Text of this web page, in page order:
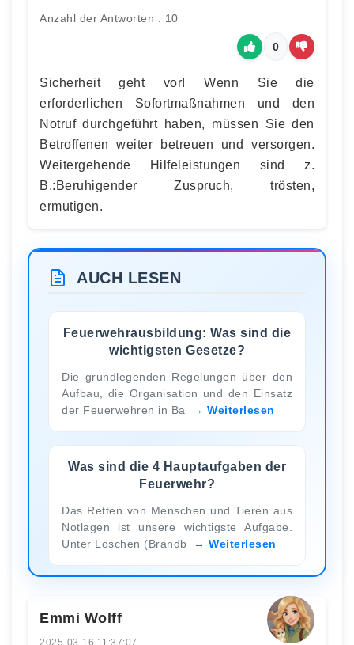
Anzahl der Antworten : 10
0
Sicherheit geht vor! Wenn Sie die
erforderlichen Sofortmaßnahmen und den
Notruf durchgeführt haben, müssen Sie den
Betroffenen weiter betreuen und versorgen.
Weitergehende Hilfeleistungen sind z.
B.:Beruhigender Zuspruch, trösten,
ermutigen.
AUCH LESEN
Feuerwehrausbildung: Was sind die
wichtigsten Gesetze?
Die grundlegenden Regelungen über den
Aufbau, die Organisation und den Einsatz
der Feuerwehren in Ba
Weiterlesen
Was sind die 4 Hauptaufgaben der
Feuerwehr?
Das Retten von Menschen und Tieren aus
Notlagen ist unsere wichtigste Aufgabe.
Unter Löschen (Brandb
Weiterlesen
Emmi Wolff
2025-03-16 11:37:07